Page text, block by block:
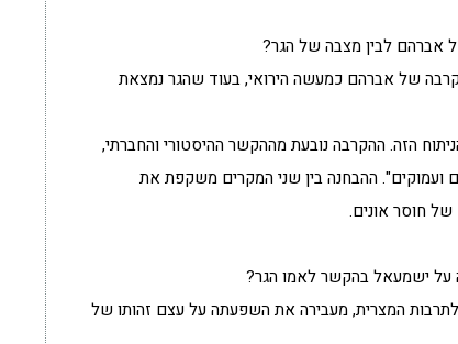
אברהם לבין מצבה של הגר?
של אברהם כמעשה הירואי, בעוד שהגר נמצאת
הזה. ההקרבה נובעת מההקשר ההיסטורי והחברתי,
ועמוקים". ההבחנה בין שני המקרים משקפת את
של חוסר אונים.
על ישמעאל בהקשר לאמו הגר?
המצרית, מעבירה את השפעתה על עצם זהותו של